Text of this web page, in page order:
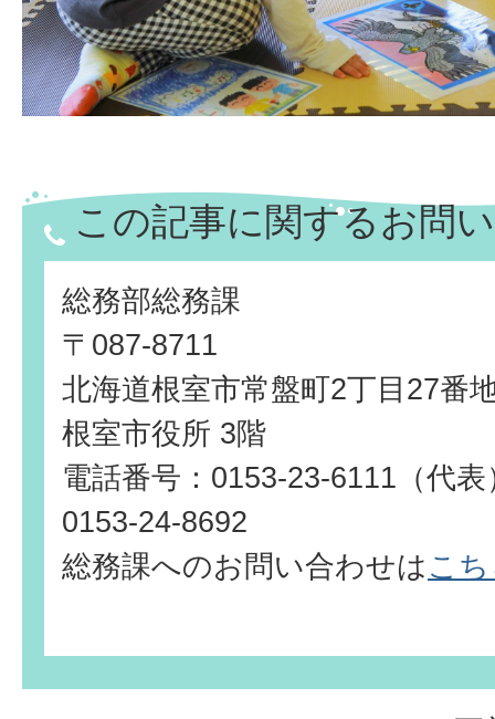
この記事に関するお問
総務部総務課
〒087-8711
北海道根室市常盤町2丁目27番
根室市役所 3階
電話番号：0153-23-6111（代
0153-24-8692
総務課へのお問い合わせはこ